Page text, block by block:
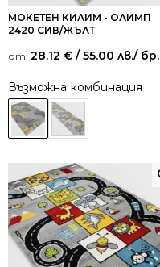
МОКЕТЕН КИЛИМ - ОЛИМП
2420 СИВ/ЖЪЛТ
от: 28.12 € / 55.00 лв./ бр.
Възможна комбинация